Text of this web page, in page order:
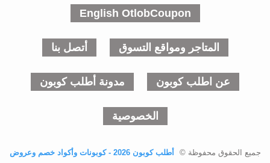
English OtlobCoupon
المتاجر ومواقع التسوق أتصل بنا
عن اطلب كوبون مدونة أطلب كوبون
الخصوصية
جميع الحقوق محفوظة © أطلب كوبون 2026 - كوبونات وأكواد خصم وعروض